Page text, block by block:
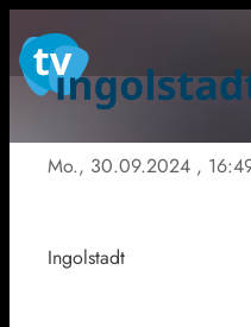
Mo., 30.09.2024 ,
Ingolstadt